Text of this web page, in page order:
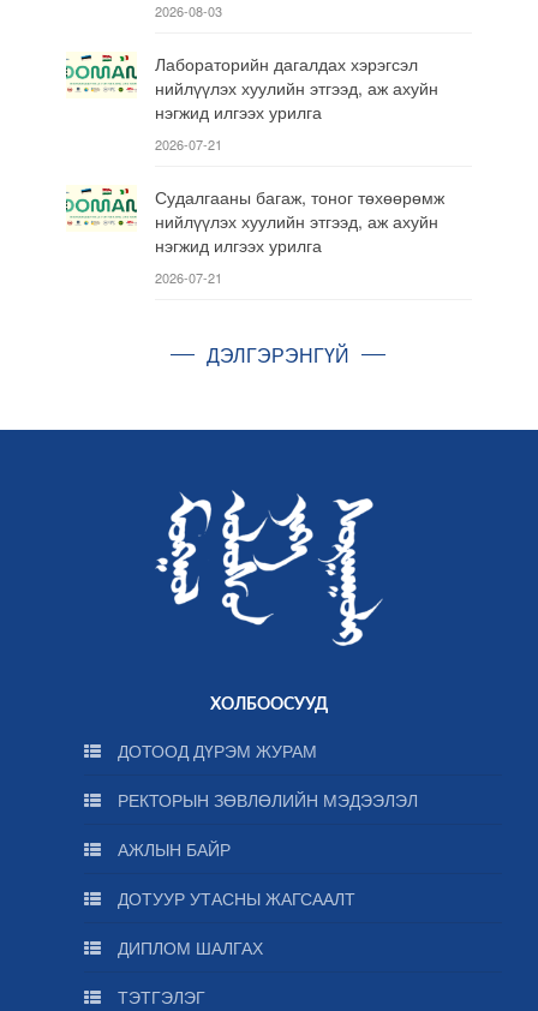
2026-08-03
Лабораторийн дагалдах хэрэгсэл
нийлүүлэх хуулийн этгээд, аж ахуйн
нэгжид илгээх урилга
2026-07-21
Судалгааны багаж, тоног төхөөрөмж
нийлүүлэх хуулийн этгээд, аж ахуйн
нэгжид илгээх урилга
2026-07-21
ДЭЛГЭРЭНГҮЙ
ХОЛБООСУУД
ДОТООД ДҮРЭМ ЖУРАМ
РЕКТОРЫН ЗӨВЛӨЛИЙН МЭДЭЭЛЭЛ
АЖЛЫН БАЙР
ДОТУУР УТАСНЫ ЖАГСААЛТ
ДИПЛОМ ШАЛГАХ
ТЭТГЭЛЭГ